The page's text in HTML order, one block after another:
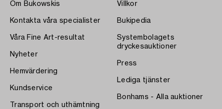
Om Bukowskis
Kontakta våra specialister
Våra Fine Art-resultat
Nyheter
Hemvärdering
Kundservice
Transport och uthämtning
Villkor
Bukipedia
Systembolagets
dryckesauktioner
Press
Lediga tjänster
Bonhams - Alla auktioner